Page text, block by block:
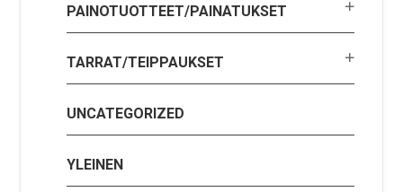
PAINOTUOTTEET/PAINATUKSET
TARRAT/TEIPPAUKSET
UNCATEGORIZED
YLEINEN